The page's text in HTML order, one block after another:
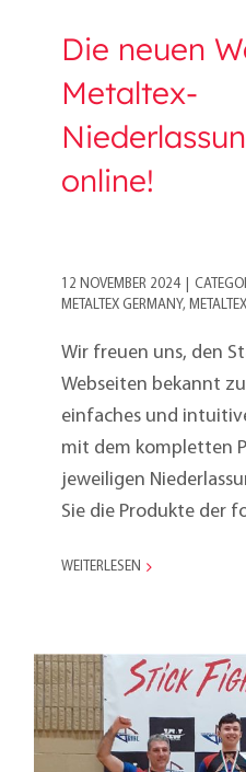
Die neuen
Metaltex-
online!
12 NOVEMBER 2024
METALTEX GERMANY,
Wir freuen uns, den
Webseiten bekannt
einfaches und
mit dem kompletten
jeweiligen
Sie die Produkte der
WEITERLESEN